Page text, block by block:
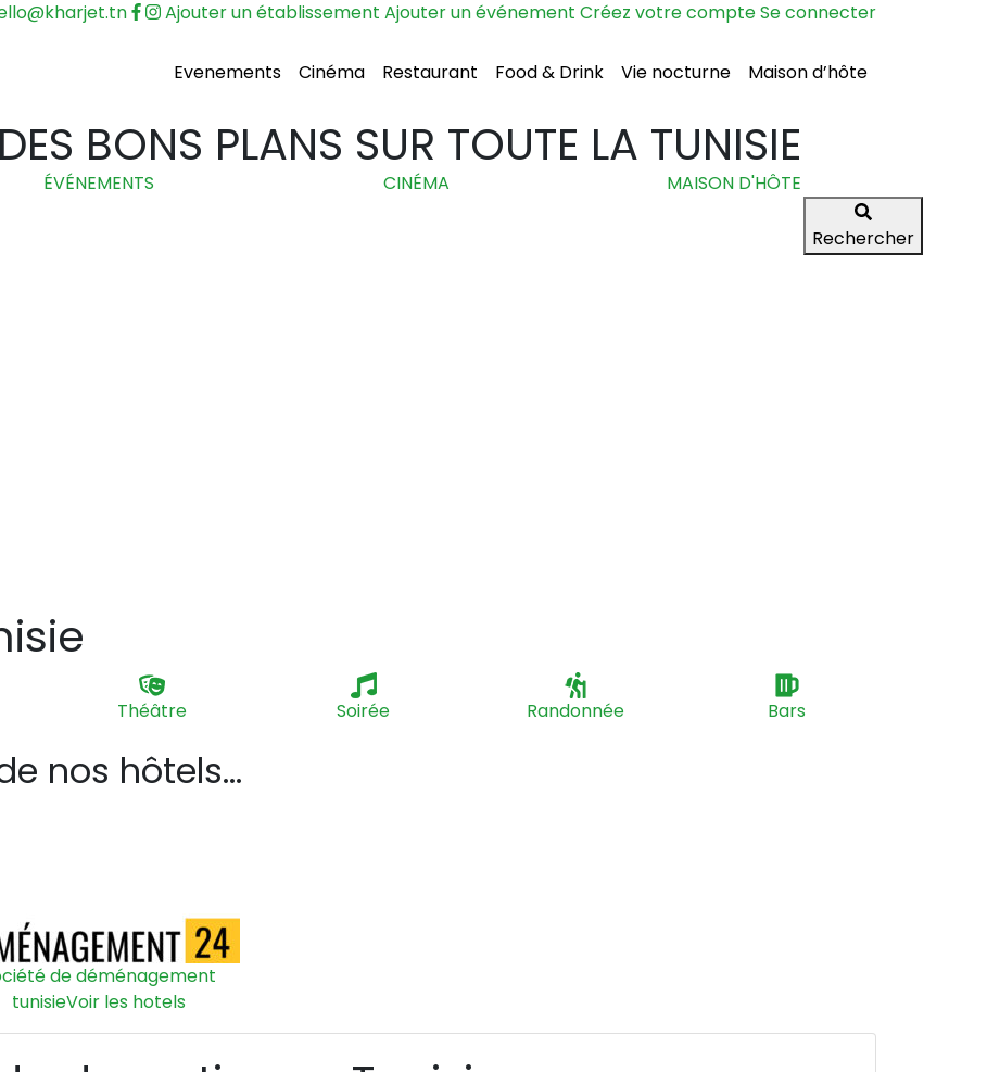
Ajouter un établissement Ajouter un événement Créez votre compteSe connecter
Evenements Cinéma Restaurant Food & Drink Vie nocturne Maison d’hôte
BONS PLANS SUR TOUTE LA TUNISIE
ÉVÉNEMENTS CINÉMA MAISON D'HÔTE
Rechercher
Théâtre Soirée Randonnée
Bars
nos hôtels...
de déménagement
tunisieVoir les hotels